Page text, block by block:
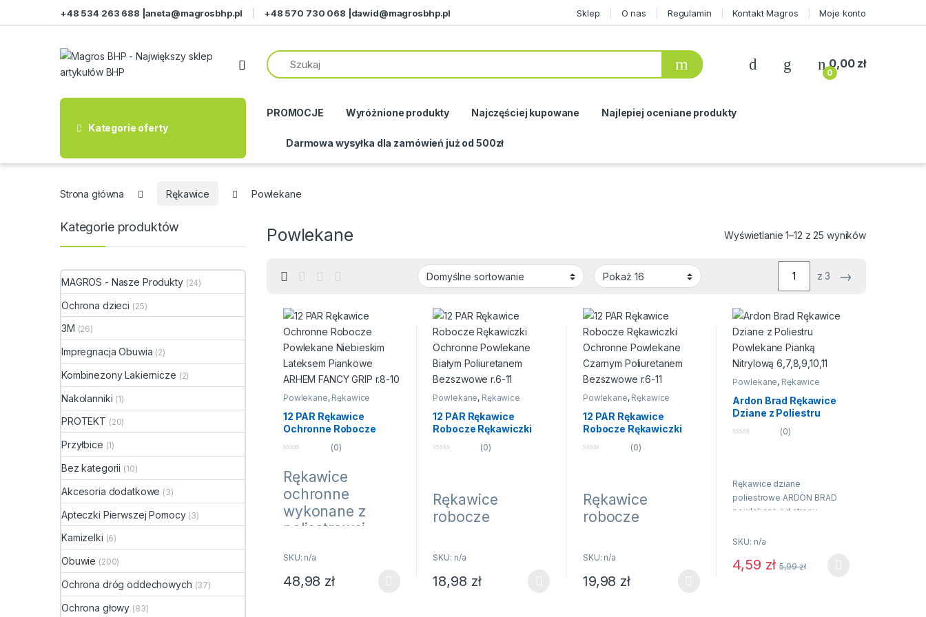
+48 534 263 688 | aneta@magrosbhp.pl +48 570 730 068 | dawid@magrosbhp.pl Sklep O nas Regulamin Kontakt Magros Moje konto
0
0,00 zł
Kategorie oferty
PROMOCJE Wyróżnione produkty Najczęściej kupowane Najlepiej oceniane produkty
Darmowa wysyłka dla zamówień już od 500zł
Strona główna Rękawice Powlekane
Powlekane Wyświetlanie 1–12 z 25 wyników
z 3 →
Powlekane, Rękawice
12 PAR Rękawice
Ochronne Robocze
Powlekane Niebieskim
Lateksem Piankowe
r.8-10
a
5
(0)
Rękawice
ochronne
wykonane z
poliestrowej
kolorze
niebieskim,
SKU: n/a
48,98 zł
Ten produkt ma wiele wariantów. Opcje można wybrać na stronie produktu
Powlekane, Rękawice
12 PAR Rękawice
Robocze Rękawiczki
Ochronne Powlekane
Białym Poliuretanem
(0)
Rękawice
robocze
wykonane z
poliestrowej w
SKU: n/a
18,98 zł
Ten produkt ma wiele wariantów. Opcje można wybrać na stronie produktu
Powlekane, Rękawice
12 PAR Rękawice
Robocze Rękawiczki
Ochronne Powlekane
Czarnym Poliuretanem
(0)
Rękawice
robocze
wykonane z
poliestrowej w
SKU: n/a
19,98 zł
Ten produkt ma wiele wariantów. Opcje można wybrać na stronie produktu
Powlekane, Rękawice
Ardon Brad Rękawice
Dziane z Poliestru
Powlekane Pianką
Nitrylową 6,7,8,9,10,11
(0)
Rękawice dziane
poliestrowe ARDON BRAD
powlekane od strony
Strona grzbietowa z
nadgarstku mają
SKU: n/a
4,59 zł 5,99zł
Ten produkt ma wiele wariantów. Opcje
Kategorie produktów
MAGROS - Nasze Produkty (24)
Ochrona dzieci (25)
3M (26)
Impregnacja Obuwia (2)
Kombinezony Lakiernicze (2)
Nakolanniki (1)
PROTEKT (20)
Przyłbice (1)
Bez kategorii (10)
Akcesoria dodatkowe (3)
Apteczki Pierwszej Pomocy (3)
Kamizelki (6)
Obuwie (200)
Ochrona dróg oddechowych (37)
Ochrona głowy (83)